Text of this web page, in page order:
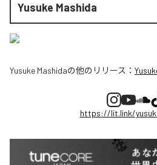
Yusuke Mashida
Yusuke Mashidaの他のリリース：
https://lit.link/